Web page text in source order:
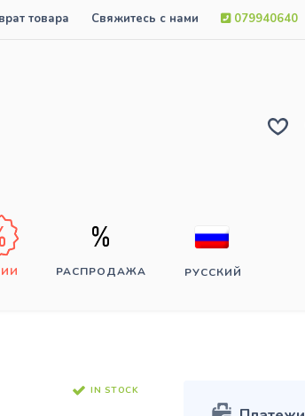
товара Свяжитесь с нами 079940640
РАСПРОДАЖА РУССКИЙ
IN STOCK